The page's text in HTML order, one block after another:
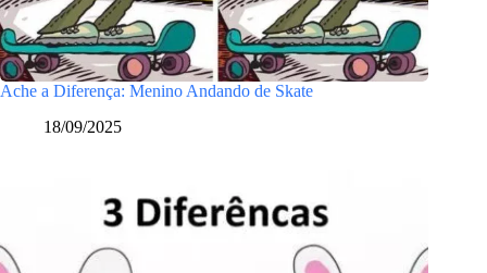
Ache a Diferença: Menino Andando de Skate
18/09/2025